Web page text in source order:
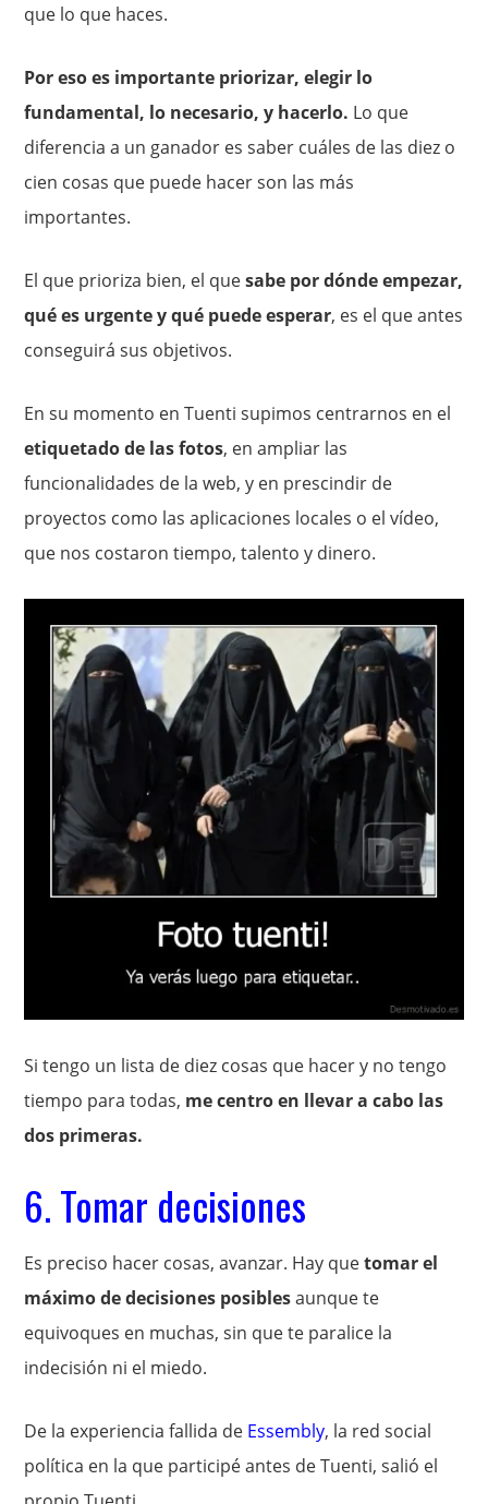
que lo que haces.
Por eso es importante priorizar, elegir lo
fundamental, lo necesario, y hacerlo. Lo que
diferencia a un ganador es saber cuáles de las diez o
cien cosas que puede hacer son las más
importantes.
El que prioriza bien, el quesabe por dónde empezar,
qué es urgente y qué puede esperar, es el que antes
conseguirá sus objetivos.
En su momento en Tuenti supimos centrarnos en el
etiquetado de las fotos, en ampliar las
funcionalidades de la web, y en prescindir de
proyectos como las aplicaciones locales o el vídeo,
que nos costaron tiempo, talento y dinero.
Si tengo un lista de diez cosas que hacer y no tengo
tiempo para todas, me centro en llevar a cabo las
dos primeras.
6. Tomar decisiones
Es preciso hacer cosas, avanzar. Hay quetomar el
máximo de decisiones posiblesaunque te
equivoques en muchas, sin que te paralice la
indecisión ni el miedo.
De la experiencia fallida de Essembly, la red social
política en la que participé antes de Tuenti, salió el